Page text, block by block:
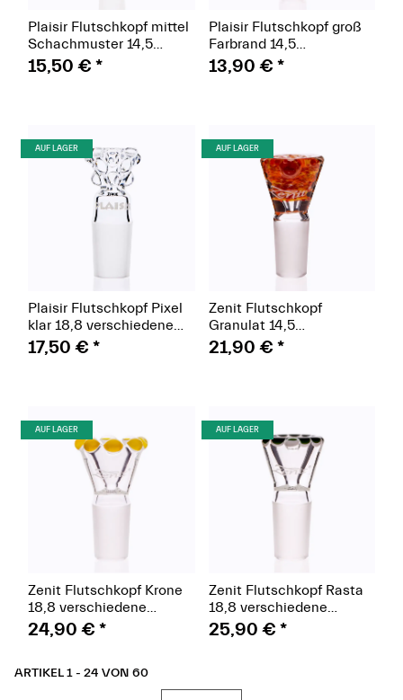
Plaisir Flutschkopf mittel
Schachmuster 14,5
verschiedene Farben
15,50 € *
Plaisir Flutschkopf groß
Farbrand 14,5
verschiedene Farben
13,90 € *
AUF LAGER (Paket)
Plaisir Flutschkopf Pixel
klar 18,8 verschiedene
Größen
17,50 € *
AUF LAGER
Zenit Flutschkopf
Granulat 14,5
verschiedene Farben
21,90 € *
AUF LAGER (Paket)
Zenit Flutschkopf Krone
18,8 verschiedene
Farben
24,90 € *
AUF LAGER
Zenit Flutschkopf Rasta
18,8 verschiedene
Farben
25,90 € *
ARTIKEL 1 - 24 VON 60